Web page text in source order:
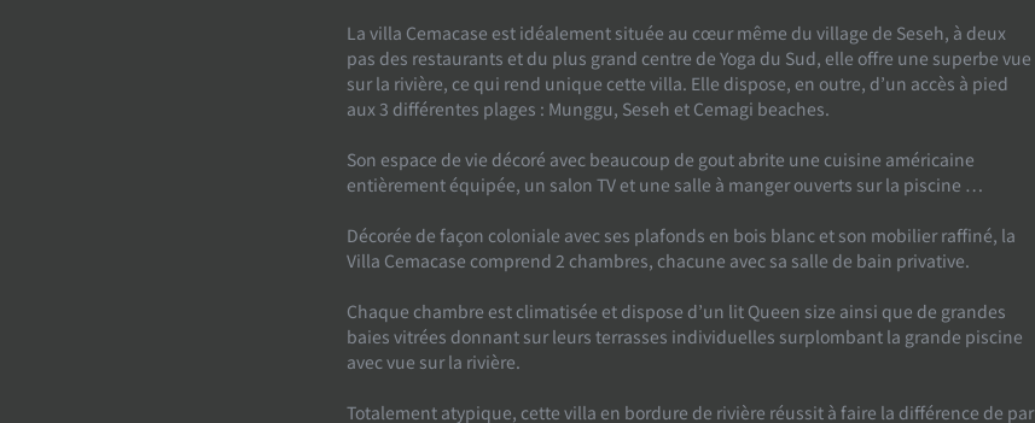
La villa Cemacase est idéalement située au cœur même du village de Seseh, à deux
pas des restaurants et du plus grand centre de Yoga du Sud, elle offre une superbe vue
sur la rivière, ce qui rend unique cette villa. Elle dispose, en outre, d’un accès à pied
aux 3 différentes plages : Munggu, Seseh et Cemagi beaches.
Son espace de vie décoré avec beaucoup de gout abrite une cuisine américaine
entièrement équipée, un salon TV et une salle à manger ouverts sur la piscine …
Décorée de façon coloniale avec ses plafonds en bois blanc et son mobilier raffiné, la
Villa Cemacase comprend 2 chambres, chacune avec sa salle de bain privative.
Chaque chambre est climatisée et dispose d’un lit Queen size ainsi que de grandes
baies vitrées donnant sur leurs terrasses individuelles surplombant la grande piscine
avec vue sur la rivière.
Totalement atypique, cette villa en bordure de rivière réussit à faire la différence de par